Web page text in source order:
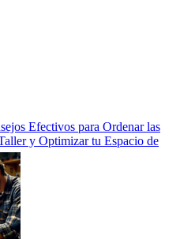
Efectivos para Ordenar las
y Optimizar tu Espacio de